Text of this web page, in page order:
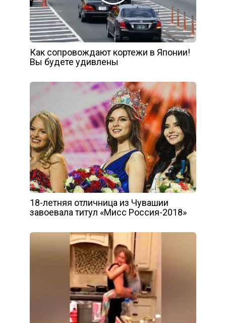
Как сопровождают кортежи в Японии!
Вы будете удивлены
18-летняя отличница из Чувашии
завоевала титул «Мисс Россия-2018»